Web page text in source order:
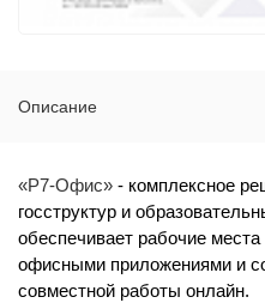
Описание
«Р7-Офис» - комплексное
госструктур и
обеспечивает рабочие
офисными приложениями и
совместной работы онлайн.